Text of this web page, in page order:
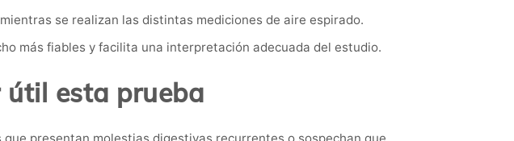
se realizan las distintas mediciones de aire espirado.
más fiables y facilita una interpretación adecuada del estudio.
útil esta prueba